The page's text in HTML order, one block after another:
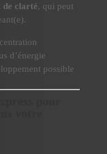
de clarté, qui peut
d’énergie
possible